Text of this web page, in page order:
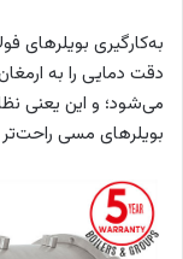
به‌کارگیری بویلرهای
دقت دمایی را به
می‌شود؛ و این یعنی
بویلرهای مسی